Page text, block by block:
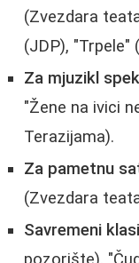
(Zvezdara
(JDP), "Trpele"
Za mjuzikl
"Žene na ivici
Terazijama).
Za pametnu
(Zvezdara
Savremeni